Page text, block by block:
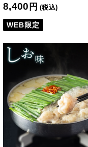
8,400 円 (税込)
WEB限定